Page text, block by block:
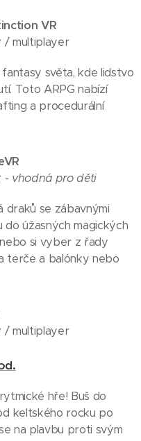
VR
/ multiplayer
světa, kde lidstvo
Toto ARPG nabízí
a procedurální
- vhodná pro děti
draků se zábavnými
úžasných magických
si vyber z řady
terče a balónky nebo
/ multiplayer
hře! Buš do
keltského rocku po
na plavbu proti svým